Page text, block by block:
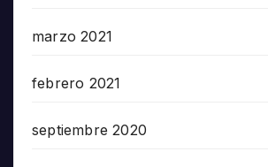
marzo 2021
febrero 2021
septiembre 2020